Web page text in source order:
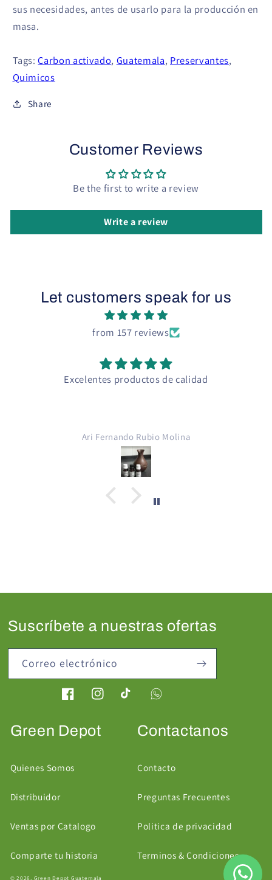
sus necesidades, antes de usarlo para la producción en
masa.
Tags:Carbon activado, Guatemala, Preservantes,
Quimicos
Share
Customer Reviews
Be the first to write a review
Write a review
Let customers speak for us
from 157 reviews
Excelentes productos de calidad
Ari Fernando Rubio Molina
Suscríbete a nuestras ofertas
Correo electrónico
FacebookInstagramTikTok
Green Depot
Quienes Somos
Distribuidor
Ventas por Catalogo
Comparte tu historia
Contactanos
Contacto
Preguntas Frecuentes
Politica de privacidad
Terminos & Condiciones
© 2026, Green Depot Guatemala